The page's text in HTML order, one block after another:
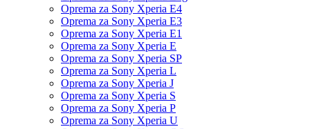
Oprema za Sony Xperia E4
Oprema za Sony Xperia E3
Oprema za Sony Xperia E1
Oprema za Sony Xperia E
Oprema za Sony Xperia SP
Oprema za Sony Xperia L
Oprema za Sony Xperia J
Oprema za Sony Xperia S
Oprema za Sony Xperia P
Oprema za Sony Xperia U